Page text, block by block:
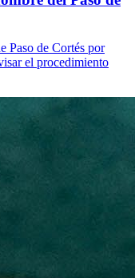
Paso de Cortés por
el procedimiento